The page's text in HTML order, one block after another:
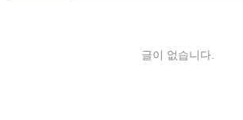
글이 없습니다.